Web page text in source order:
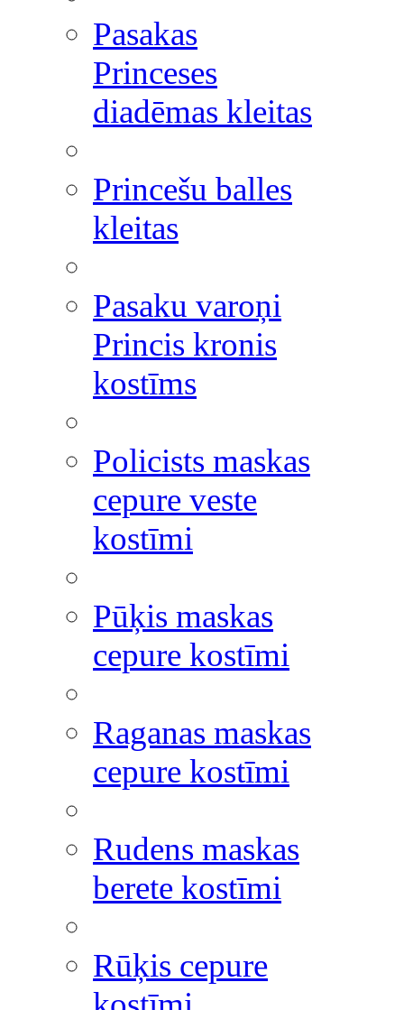
Pasakas
Princeses
diadēmas kleitas
Princešu balles
kleitas
Pasaku varoņi
Princis kronis
kostīms
Policists maskas
cepure veste
kostīmi
Pūķis maskas
cepure kostīmi
Raganas maskas
cepure kostīmi
Rudens maskas
berete kostīmi
Rūķis cepure